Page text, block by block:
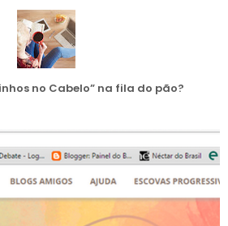
no Cabelo” na fila do pão?